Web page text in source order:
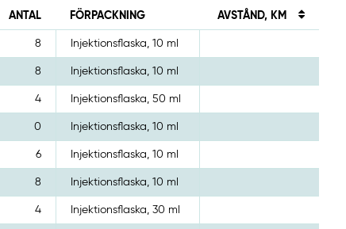
ANTAL FÖRPACKNING AVSTÅND, KM
8 Injektionsflaska, 10 ml
8 Injektionsflaska, 10 ml
4 Injektionsflaska, 50 ml
0 Injektionsflaska, 10 ml
6 Injektionsflaska, 10 ml
8 Injektionsflaska, 10 ml
4 Injektionsflaska, 30 ml